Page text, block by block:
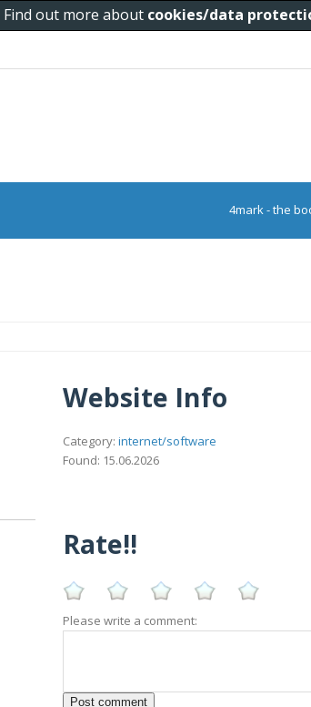
out more about cookies/data
4mark - the
Website Info
Category: internet/software
Found: 15.06.2026
Rate!!
Please write a comment: